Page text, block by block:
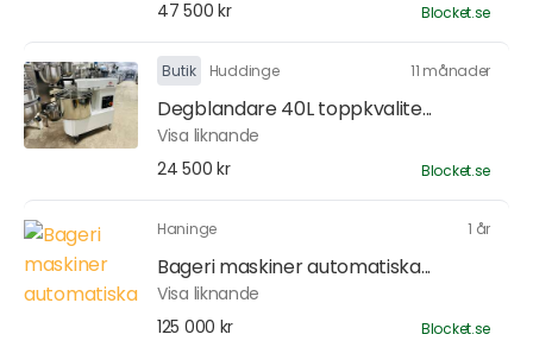
47 500 kr Blocket.se
Butik Huddinge 11 månader
Degblandare 40L toppkvalite...
Visa liknande
24 500 kr
Blocket.se
Haninge 1 år
Bageri maskiner automatiska...
Visa liknande
125 000 kr
Blocket.se